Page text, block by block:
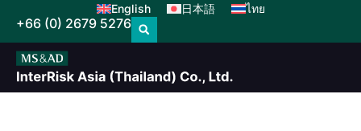
English 日本語 ไทย
+66 (0) 2679 5276